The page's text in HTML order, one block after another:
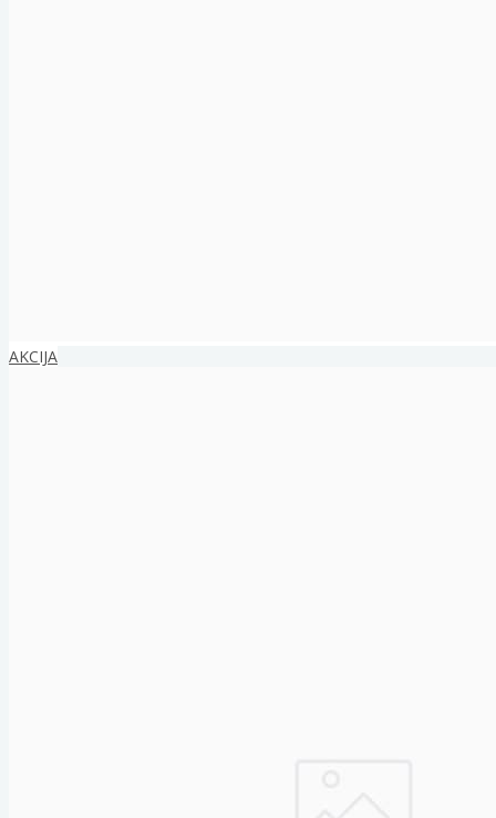
AKCIJA